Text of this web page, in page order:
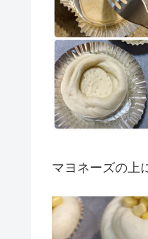
マヨネーズの上